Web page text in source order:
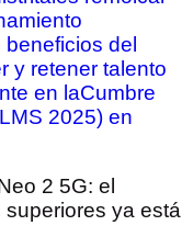
del
y retener talento
en laCumbre
2025) en
2 5G: el
ya está